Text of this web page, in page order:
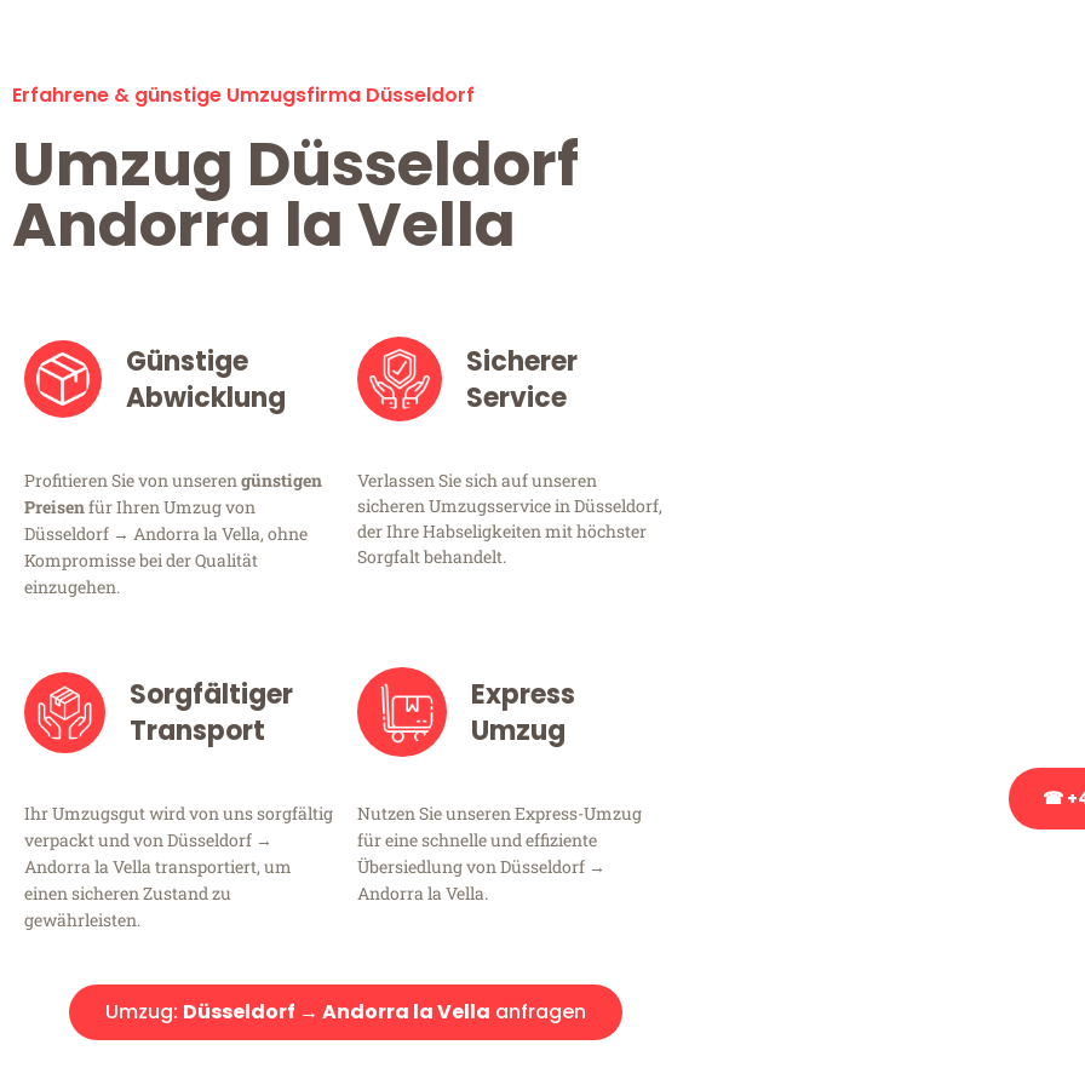
Erfahrene & günstige Umzugsfirma Düsseldorf
Umzug Düsseldorf
Andorra la Vella
Günstige
Abwicklung
Profitieren Sie von unserengünstigen
Preisenfür Ihren Umzug von
Düsseldorf → Andorra la Vella, ohne
Kompromisse bei der Qualität
einzugehen.
Sicherer
Service
Verlassen Sie sich auf unseren
sicheren Umzugsservice in Düsseldorf,
der Ihre Habseligkeiten mit höchster
Sorgfalt behandelt.
Sorgfältiger
Transport
Ihr Umzugsgut wird von uns sorgfältig
verpackt und von Düsseldorf →
Andorra la Vella transportiert, um
einen sicheren Zustand zu
gewährleisten.
Express
Umzug
Nutzen Sie unseren Express-Umzug
für eine schnelle und effiziente
Übersiedlung von Düsseldorf →
Andorra la Vella.
Umzug: Düsseldorf → Andorra la Vella anfragen
☎